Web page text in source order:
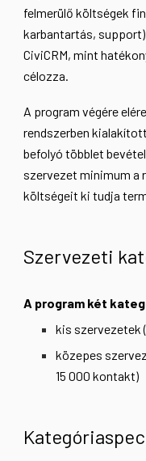
felmerülő költségek
karbantartás,
CiviCRM, mint
célozza.
A program végére
rendszerben
befolyó többlet
szervezet minimum a
költségeit ki tudja
Szervezeti
A program két
kis szervezetek
közepes
15 000 kontakt)